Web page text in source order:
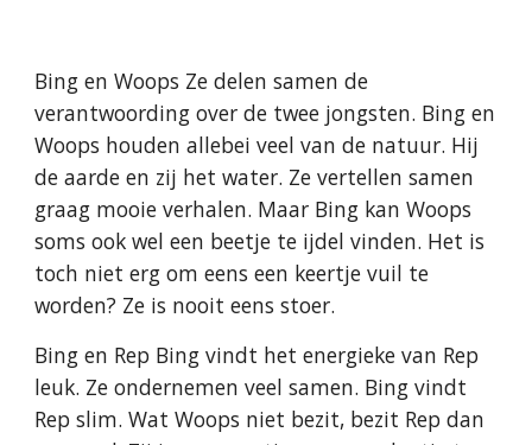
Bing en Woops Ze delen samen de
verantwoording over de twee jongsten. Bing en
Woops houden allebei veel van de natuur. Hij
de aarde en zij het water. Ze vertellen samen
graag mooie verhalen. Maar Bing kan Woops
soms ook wel een beetje te ijdel vinden. Het is
toch niet erg om eens een keertje vuil te
worden? Ze is nooit eens stoer.
Bing en Rep Bing vindt het energieke van Rep
leuk. Ze ondernemen veel samen. Bing vindt
Rep slim. Wat Woops niet bezit, bezit Rep dan